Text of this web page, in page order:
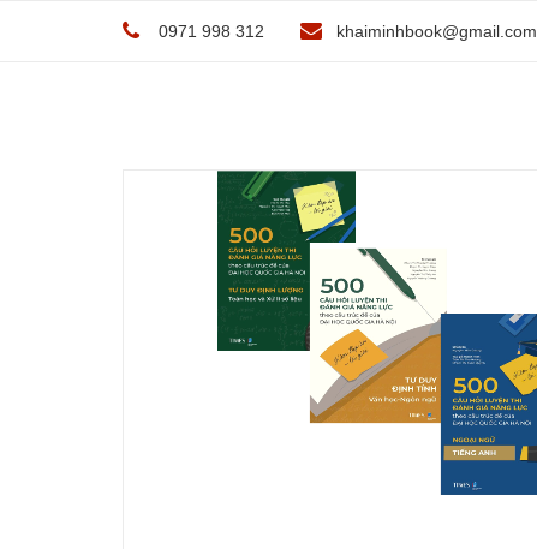
0971 998 312 khaiminhbook@gmail.com